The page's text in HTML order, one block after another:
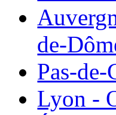
de-
Pas-
Lyon -